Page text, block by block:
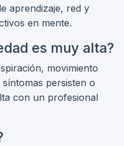
aprendizaje, red y
en mente.
es muy alta?
movimiento
persisten o
con un profesional